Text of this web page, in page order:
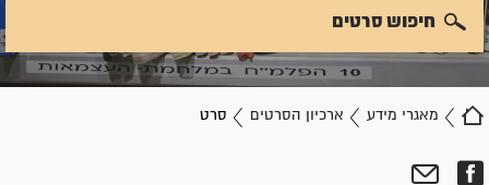
מאגרי מידע ארכיון הסרטים סרט
חיפוש סרטים